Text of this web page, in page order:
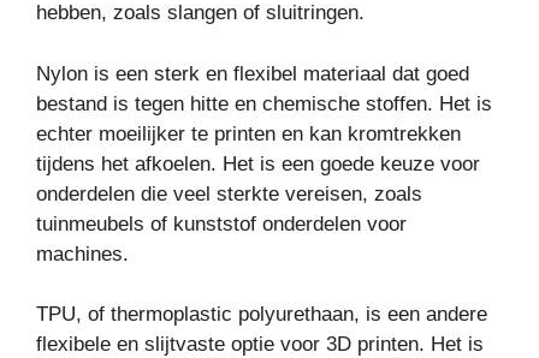
hebben, zoals slangen of sluitringen.
Nylon is een sterk en flexibel materiaal dat goed
bestand is tegen hitte en chemische stoffen. Het is
echter moeilijker te printen en kan kromtrekken
tijdens het afkoelen. Het is een goede keuze voor
onderdelen die veel sterkte vereisen, zoals
tuinmeubels of kunststof onderdelen voor
machines.
TPU, of thermoplastic polyurethaan, is een andere
flexibele en slijtvaste optie voor 3D printen. Het is